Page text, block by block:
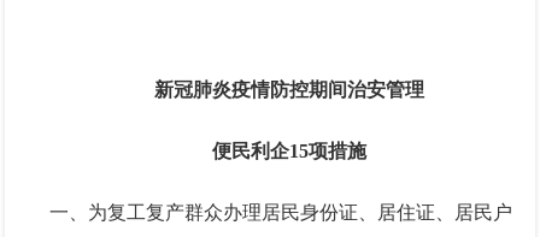
新冠肺炎疫情防控期间治安管理
便民利企15项措施
一、为复工复产群众办理居民身份证、居住证、居民户